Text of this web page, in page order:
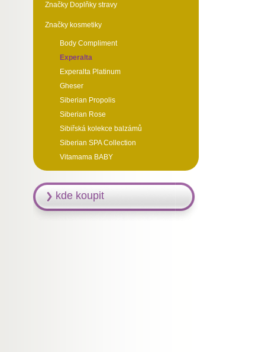
Značky Doplňky stravy
Značky kosmetiky
Body Compliment
Experalta
Experalta Platinum
Gheser
Siberian Propolis
Siberian Rose
Sibiřská kolekce balzámů
Siberian SPA Collection
Vitamama BABY
kde koupit